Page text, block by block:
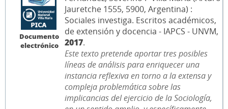
Documento
electrónico
Jauretche 1555, 5900, Argentina) :
Sociales investiga. Escritos académicos,
de extensión y docencia - IAPCS - UNVM,
2017.
Este texto pretende aportar tres posibles
líneas de análisis para enriquecer una
instancia reflexiva en torno a la extensa y
compleja problemática sobre las
implicancias del ejercicio de la Sociología,